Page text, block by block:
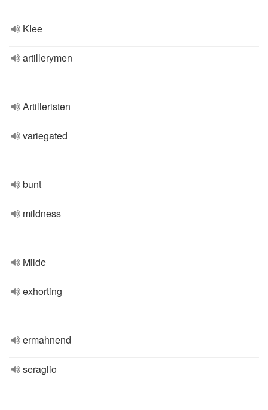
Klee
artillerymen
Artilleristen
variegated
bunt
mildness
Milde
exhorting
ermahnend
seraglio